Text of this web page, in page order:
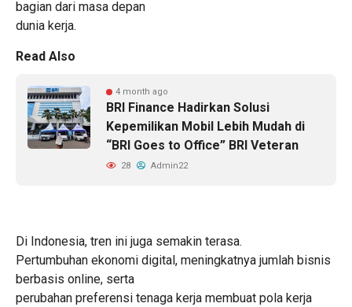
bagian dari masa depan
dunia kerja.
Read Also
4 month ago
BRI Finance Hadirkan Solusi
Kepemilikan Mobil Lebih Mudah di
“BRI Goes to Office” BRI Veteran
28 Admin22
Di Indonesia, tren ini juga semakin terasa.
Pertumbuhan ekonomi digital, meningkatnya jumlah bisnis
berbasis online, serta
perubahan preferensi tenaga kerja membuat pola kerja